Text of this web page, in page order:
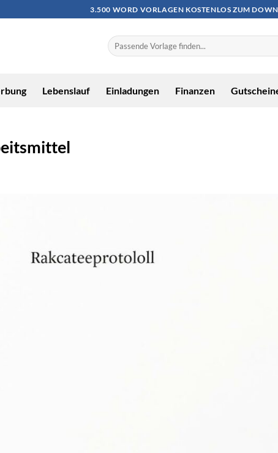
3.500 WORD VORLAGEN KOSTENLOS ZUM
Lebenslauf Einladungen Finanzen